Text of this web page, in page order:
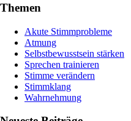
Themen
Akute Stimmprobleme
Atmung
Selbstbewusstsein stärken
Sprechen trainieren
Stimme verändern
Stimmklang
Wahrnehmung